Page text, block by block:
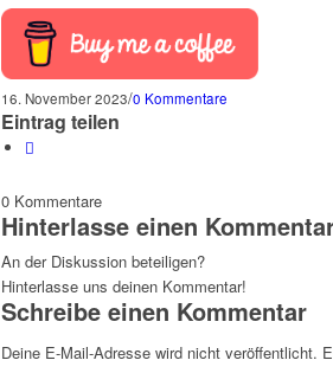
16. November 2023/0 Kommentare
Eintrag teilen
0 Kommentare
Hinterlasse einen
An der Diskussion beteiligen?
Hinterlasse uns deinen Kommentar!
Schreibe einen Kommentar
Deine E-Mail-Adresse wird nicht veröffentlicht.